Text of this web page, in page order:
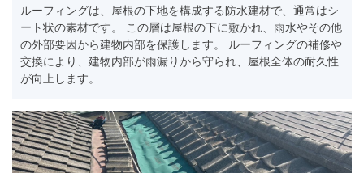
ルーフィングは、屋根の下地を構成する防水建材で、通常はシ
ート状の素材です。 この層は屋根の下に敷かれ、雨水やその他
の外部要因から建物内部を保護します。 ルーフィングの補修や
交換により、建物内部が雨漏りから守られ、屋根全体の耐久性
が向上します。